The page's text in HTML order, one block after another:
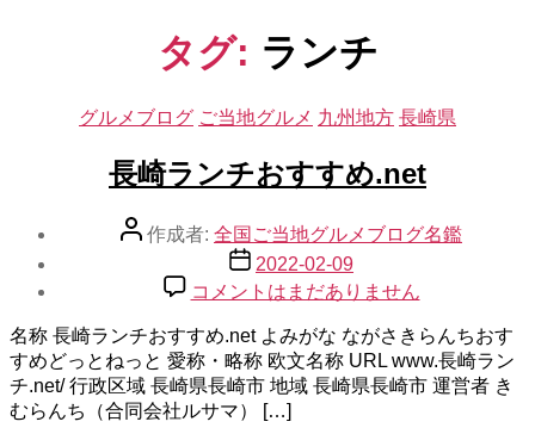
タグ: ランチ
カ
ゴ
リ
グルメブログ ご当地グルメ 九州地方 長崎県
長崎ランチおすすめ.net
投 作成者: 全国ご当地グルメブログ名鑑
投
稿
2022-02-09
長
ラ
ン
チ
お
コメントはまだありません
名称 長崎ランチおすすめ.net よみがな ながさきらんちおす
すめどっとねっと 愛称・略称 欧文名称 URL www.長崎ラン
チ.net/ 行政区域 長崎県長崎市 地域 長崎県長崎市 運営者 き
むらんち（合同会社ルサマ） […]